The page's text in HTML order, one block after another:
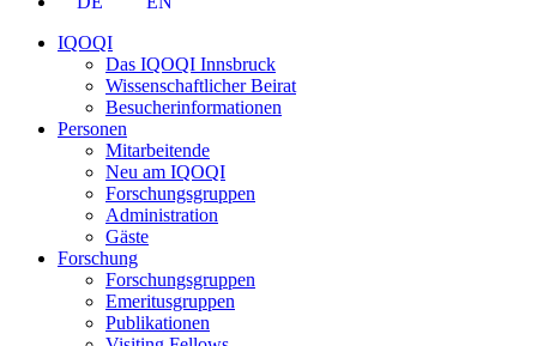
IQOQI
Das IQOQI Innsbruck
Wissenschaftlicher Beirat
Besucherinformationen
Personen
Mitarbeitende
Neu am IQOQI
Forschungsgruppen
Administration
Gäste
Forschung
Forschungsgruppen
Emeritusgruppen
Publikationen